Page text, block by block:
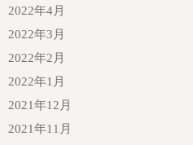
2022年4月
2022年3月
2022年2月
2022年1月
2021年12月
2021年11月